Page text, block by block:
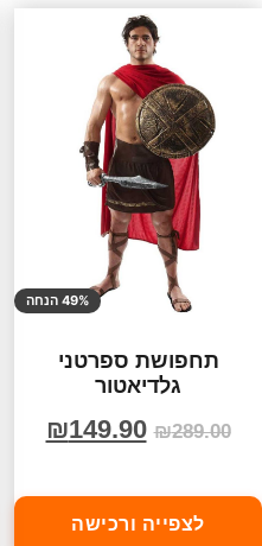
49% הנחה
תחפושת ספרטני
גלדיאטור
₪289.00
₪149.90
לצפייה ורכישה